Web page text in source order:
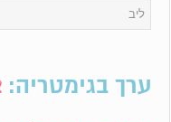
ערך בגימטריה: